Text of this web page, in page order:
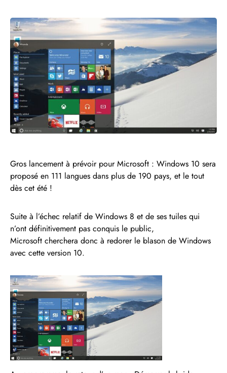
Gros lancement à prévoir pour Microsoft : Windows 10 sera
proposé en 111 langues dans plus de 190 pays, et le tout
dès cet été !
Suite à l’échec relatif de Windows 8 et de ses tuiles qui
n’ont définitivement pas conquis le public,
Microsoft cherchera donc à redorer le blason de Windows
avec cette version 10.